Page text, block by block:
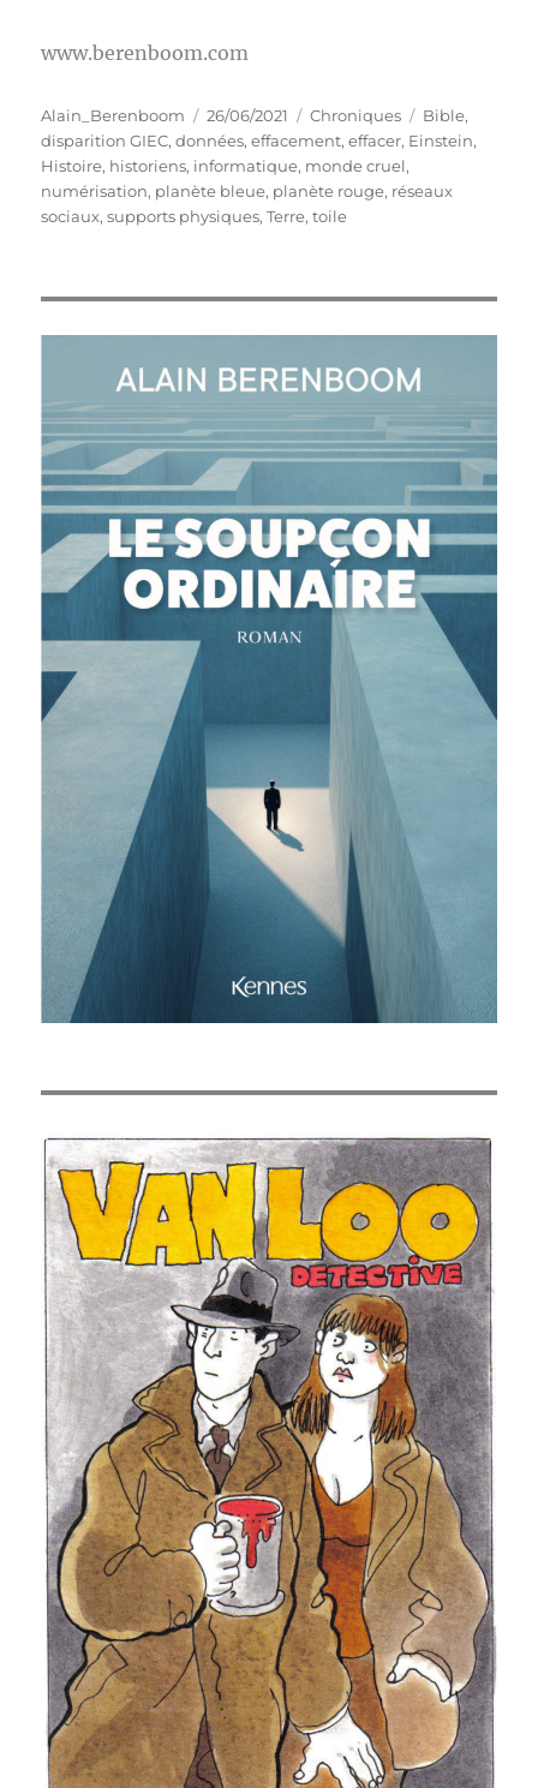
www.berenboom.com
Auteur
Alain_Berenboom
Publié
le
26/06/2021 Catégories
Chroniques Étiquettes
Bible,
disparition GIEC,données,effacement,effacer, Einstein,
Histoire, historiens, informatique, monde cruel,
numérisation, planète bleue, planète rouge, réseaux
sociaux,supports physiques,Terre,toile